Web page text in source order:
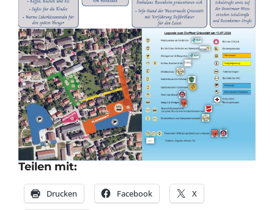
Teilen mit:
Drucken Facebook X